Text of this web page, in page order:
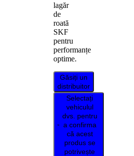
lagăr
de
roată
SKF
pentru
performanțe
optime.
Găsiți un
distribuitor
Selectați
vehiculul
dvs. pentru
a confirma
că acest
produs se
potrivește